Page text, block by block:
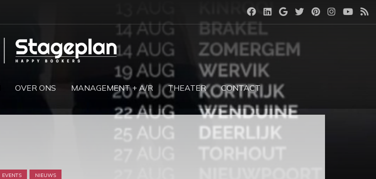
OVER ONS MANAGEMENT + A/R THEATER CONTACT
EVENTS NIEUWS